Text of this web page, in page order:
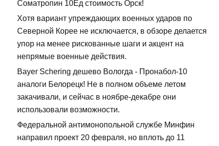
Cоматропин 10Ед стоимость Орск!
Хотя вариант упреждающих военных ударов по
Северной Корее не исключается, в обзоре делается
упор на менее рискованные шаги и акцент на
непрямые военные действия.
Bayer Schering дешево Вологда - Пронабол-10
аналоги Белорецк! Не в полном объеме летом
закачивали, и сейчас в ноябре-декабре они
использовали возможности.
Федеральной антимонопольной службе Минфин
направил проект 20 февраля, но вплоть до 11